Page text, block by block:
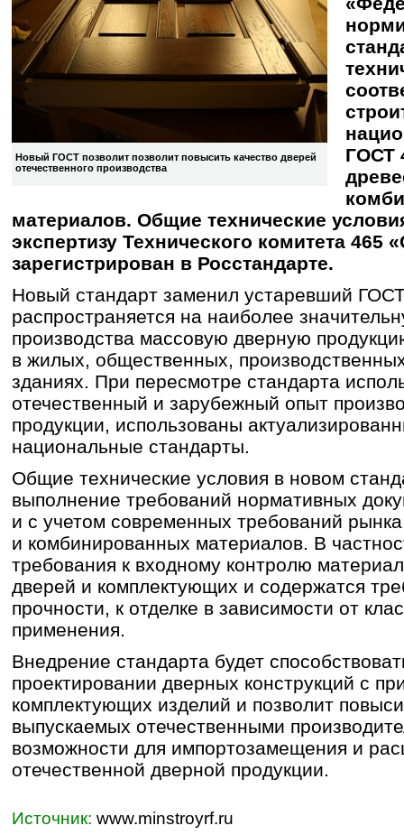
Новый ГОСТ позволит позволит повысить качество дверей
отечественного производства
ГОСТ
материалов. Общие технические
экспертизу Технического комитета 465
зарегистрирован в Росстандарте.
Новый стандарт заменил устаревший
распространяется на наиболее
производства массовую дверную
в жилых, общественных,
зданиях. При пересмотре стандарта
отечественный и зарубежный опыт
продукции, использованы
национальные стандарты.
Общие технические условия в новом
выполнение требований нормативных
и с учетом современных требований
и комбинированных материалов. В
требования к входному контролю
дверей и комплектующих и содержатся
прочности, к отделке в зависимости от
применения.
Внедрение стандарта будет
проектировании дверных конструкций с
комплектующих изделий и позволит
выпускаемых отечественными
возможности для импортозамещения и
отечественной дверной продукции.
Источник: www.minstroyrf.ru